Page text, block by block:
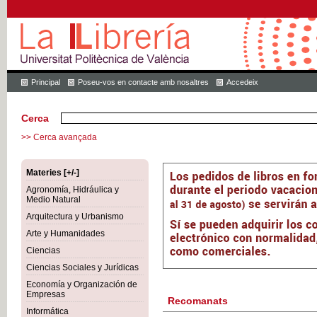
Principal Poseu-vos en contacte amb nosaltres Accedeix
Cerca
>> Cerca avançada
Materies [+/-]
Agronomía, Hidráulica y
Medio Natural
Arquitectura y Urbanismo
Arte y Humanidades
Ciencias
Ciencias Sociales y Jurídicas
Economía y Organización de
Empresas
Informática
Recomanats